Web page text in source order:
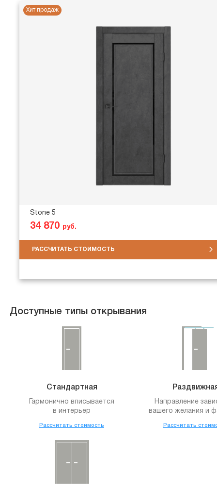
Хит продаж
Stone 5
34 870 руб.
РАССЧИТАТЬ СТОИМОСТЬ
Доступные типы открывания
Стандартная
Гармонично вписывается
в интерьер
Рассчитать стоимость
Направление
вашего желания и
Рассчитать